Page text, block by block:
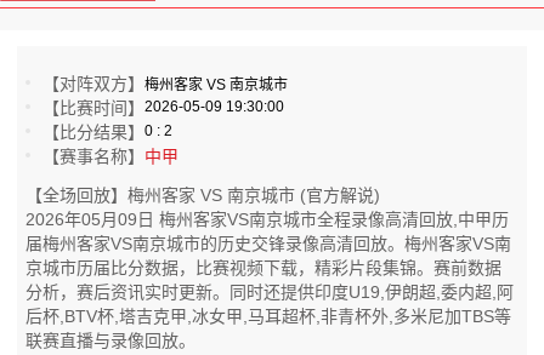
【对阵双方】梅州客家 VS 南京城市
【比赛时间】2026-05-09 19:30:00
【比分结果】0 : 2
【赛事名称】 中甲
【全场回放】梅州客家 VS 南京城市 (官方解说)
2026年05月09日 梅州客家VS南京城市全程录像高清回放,中甲历
届梅州客家VS南京城市的历史交锋录像高清回放。梅州客家VS南
京城市历届比分数据，比赛视频下载，精彩片段集锦。赛前数据
分析，赛后资讯实时更新。同时还提供印度U19,伊朗超,委内超,阿
后杯,BTV杯,塔吉克甲,冰女甲,马耳超杯,非青杯外,多米尼加TBS等
联赛直播与录像回放。